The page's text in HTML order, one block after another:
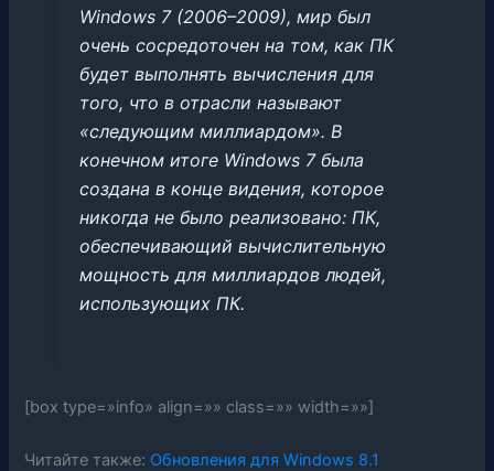
Windows 7 (2006–2009), мир был
очень сосредоточен на том, как ПК
будет выполнять вычисления для
того, что в отрасли называют
«следующим миллиардом». В
конечном итоге Windows 7 была
создана в конце видения, которое
никогда не было реализовано: ПК,
обеспечивающий вычислительную
мощность для миллиардов людей,
использующих ПК.
[box type=»info» align=»» class=»» width=»»]
Читайте также: Обновления для Windows 8.1